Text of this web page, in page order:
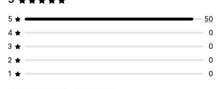
5
50
4
0
3
0
2
0
1
0